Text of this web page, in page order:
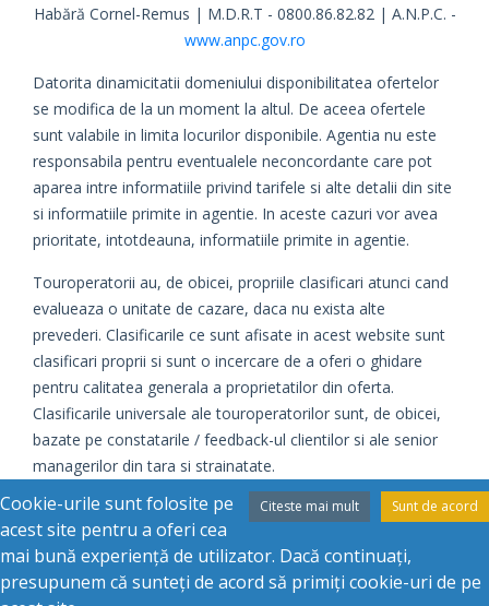
Habără Cornel-Remus | M.D.R.T - 0800.86.82.82 | A.N.P.C. -
www.anpc.gov.ro
Datorita dinamicitatii domeniului disponibilitatea ofertelor
se modifica de la un moment la altul. De aceea ofertele
sunt valabile in limita locurilor disponibile. Agentia nu este
responsabila pentru eventualele neconcordante care pot
aparea intre informatiile privind tarifele si alte detalii din site
si informatiile primite in agentie. In aceste cazuri vor avea
prioritate, intotdeauna, informatiile primite in agentie.
Touroperatorii au, de obicei, propriile clasificari atunci cand
evalueaza o unitate de cazare, daca nu exista alte
prevederi. Clasificarile ce sunt afisate in acest website sunt
clasificari proprii si sunt o incercare de a oferi o ghidare
pentru calitatea generala a proprietatilor din oferta.
Clasificarile universale ale touroperatorilor sunt, de obicei,
bazate pe constatarile / feedback-ul clientilor si ale senior
managerilor din tara si strainatate.
Daca este cazul, evaluarile oficiale sunt date de catre
autoritatile din fiecare tara si au tendinta de a da o
clasificare corecta bazata pe standardele relative din tara
respectiva.
Sunt de acord
Citeste mai mult
Cookie-urile sunt folosite pe
acest site pentru a oferi cea
mai bună experiență de utilizator. Dacă continuați,
presupunem că sunteți de acord să primiți cookie-uri de pe